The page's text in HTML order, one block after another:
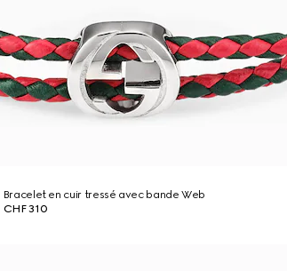
Bracelet en cuir tressé avec bande Web
CHF 310